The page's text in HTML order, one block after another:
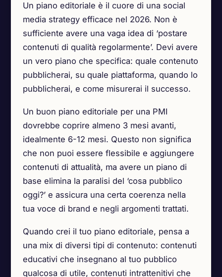
Un piano editoriale è il cuore di una social
media strategy efficace nel 2026. Non è
sufficiente avere una vaga idea di ‘postare
contenuti di qualità regolarmente’. Devi avere
un vero piano che specifica: quale contenuto
pubblicherai, su quale piattaforma, quando lo
pubblicherai, e come misurerai il successo.
Un buon piano editoriale per una PMI
dovrebbe coprire almeno 3 mesi avanti,
idealmente 6-12 mesi. Questo non significa
che non puoi essere flessibile e aggiungere
contenuti di attualità, ma avere un piano di
base elimina la paralisi del ‘cosa pubblico
oggi?’ e assicura una certa coerenza nella
tua voce di brand e negli argomenti trattati.
Quando crei il tuo piano editoriale, pensa a
una mix di diversi tipi di contenuto: contenuti
educativi che insegnano al tuo pubblico
qualcosa di utile, contenuti intrattenitivi che